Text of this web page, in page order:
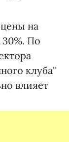
на
По
клуба"
влияет